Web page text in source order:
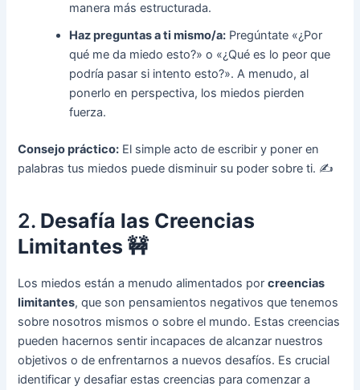
manera más estructurada.
Haz preguntas a ti mismo/a: Pregúntate «¿Por
qué me da miedo esto?» o «¿Qué es lo peor que
podría pasar si intento esto?». A menudo, al
ponerlo en perspectiva, los miedos pierden
fuerza.
Consejo práctico: El simple acto de escribir y poner en
palabras tus miedos puede disminuir su poder sobre ti. ✍️
2. Desafía las Creencias
Limitantes 🚧
Los miedos están a menudo alimentados porcreencias
limitantes, que son pensamientos negativos que tenemos
sobre nosotros mismos o sobre el mundo. Estas creencias
pueden hacernos sentir incapaces de alcanzar nuestros
objetivos o de enfrentarnos a nuevos desafíos. Es crucial
identificar y desafiar estas creencias para comenzar a